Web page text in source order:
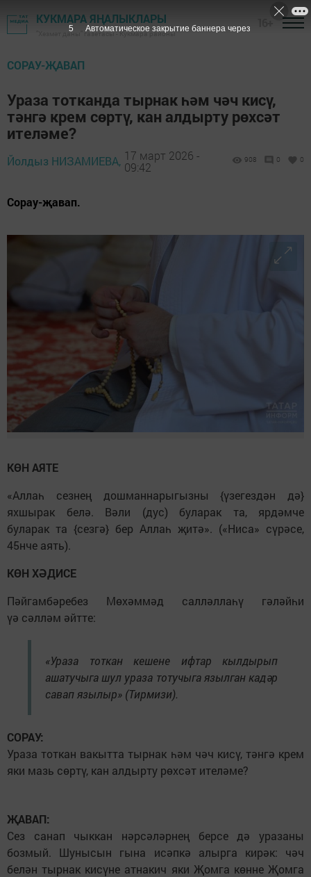
КУКМАРА ЯҢАЛЫКЛАРЫ
"Хезмәт даны" газетасы - Кукмара районы
СОРАУ-ҖАВАП
Ураза тотканда тырнак һәм чәч кисү,
тәнгә крем сөртү, кан алдырту рөхсәт
ителәме?
Йолдыз НИЗАМИЕВА, 17 март 2026 -
09:42
908 0 0
Сорау-җавап.
КӨН АЯТЕ
«Аллаһ сезнең дошманнарыгызны {үзегездән дә}
яхшырак белә. Вәли (дус) буларак та, ярдәмче
буларак та {сезгә} бер Аллаһ җитә». («Ниса» сүрәсе,
45нче аять).
КӨН ХӘДИСЕ
Пәйгамбәребез Мөхәммәд салләллаһү гәләйһи
үә сәлләм әйтте:
«Ураза тоткан кешене ифтар кылдырып
ашатучыга шул ураза тотучыга язылган кадәр
савап язылыр» (Тирмизи).
СОРАУ:
Ураза тоткан вакытта тырнак һәм чәч кисү, тәнгә крем
яки мазь сөртү, кан алдырту рөхсәт ителәме?
ҖАВАП:
Сез санап чыккан нәрсәләрнең берсе дә уразаны
бозмый. Шунысын гына исәпкә алырга кирәк: чәч
белән тырнак кисүне атнакич яки Җомга көнне Җомга
4 Автоматическое закрытие баннера через